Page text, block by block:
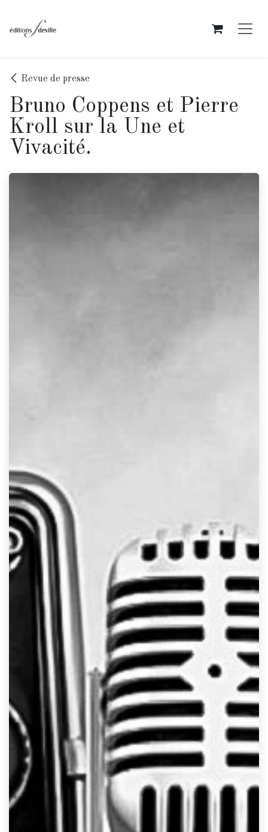
Revue de presse
Bruno Coppens et Pierre
Kroll sur la Une et
Vivacité.